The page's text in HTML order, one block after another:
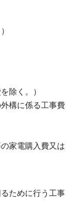
除く。）
構に係る工事費
家電購入費又は
ために行う工事